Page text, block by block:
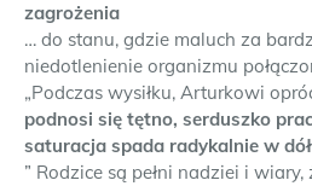
zagrożenia
… do stanu, gdzie maluch za
niedotlenienie organizmu
„Podczas wysiłku, Arturkowi
podnosi się tętno, serduszko
saturacja spada radykalnie w
” Rodzice są pełni nadziei i